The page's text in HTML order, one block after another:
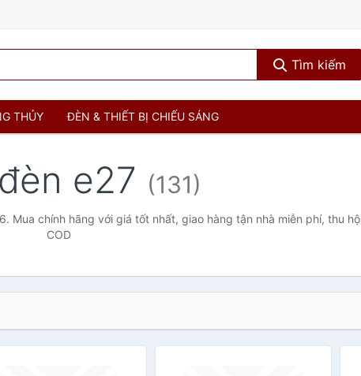
Tìm kiếm
THỦY ĐÈN & THIẾT BỊ CHIẾU SÁNG
e27 (131)
Mua chính hãng với giá tốt nhất, giao hàng tận nhà miễn phí, thu hộ
COD